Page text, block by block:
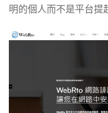
明的個人而不是平台提